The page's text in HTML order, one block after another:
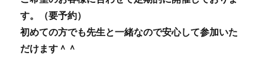
す。（要予約）
初めての方でも先生と一緒なので安心して参加いた
だけます＾＾